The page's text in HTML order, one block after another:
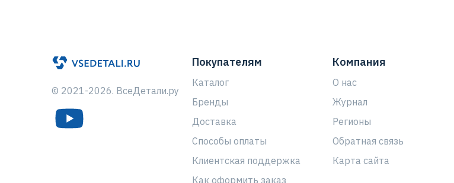
© 2021-2026. ВсеДетали.ру
Покупателям
Каталог
Бренды
Доставка
Способы оплаты
Клиентская поддержка
Как оформить заказ
Компания
О нас
Журнал
Регионы
Обратная связь
Карта сайта